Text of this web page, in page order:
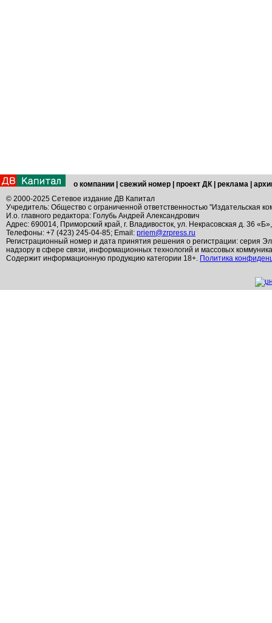
о компании свежий номер проект ДК реклама
© 2000-2025 Сетевое издание ДВ Капитал
Учредитель: Общество с ограниченной ответственностью "Издательская
И.о. главного редактора: Голубь Андрей Александрович
Адрес: 690014, Приморский край, г. Владивосток, ул. Некрасовская д. 36
Телефоны: +7 (423) 245-04-85; Email: priem@zrpress.ru
Регистрационный номер и дата принятия решения о регистрации: серия
надзору в сфере связи, информационных технологий и массовых
Содержит информационную продукцию категории 18+. Политика